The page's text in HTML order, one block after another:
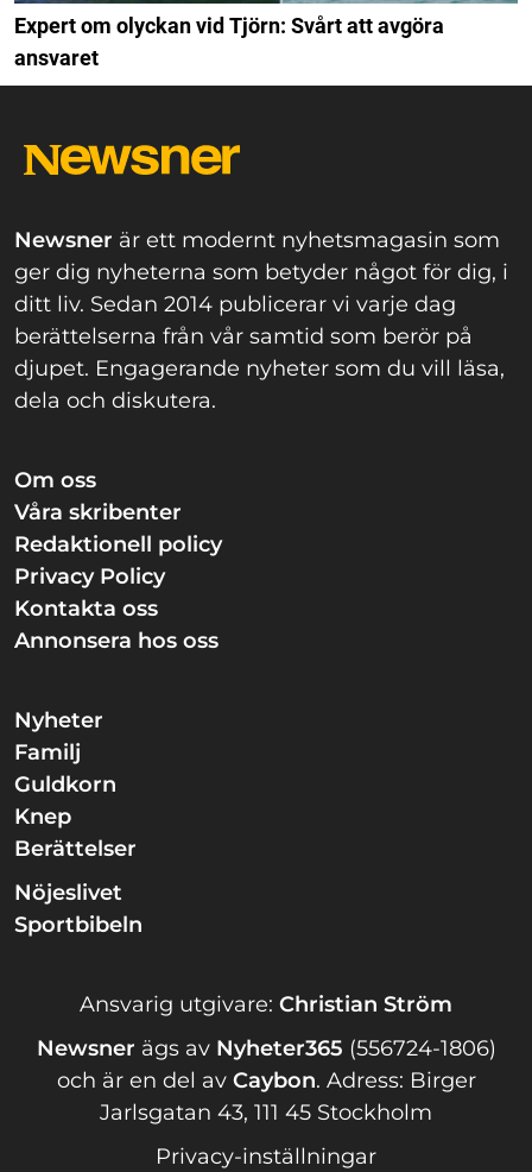
Expert om olyckan vid Tjörn: Svårt att avgöra
ansvaret
Newsner är ett modernt nyhetsmagasin som
ger dig nyheterna som betyder något för dig, i
ditt liv. Sedan 2014 publicerar vi varje dag
berättelserna från vår samtid som berör på
djupet. Engagerande nyheter som du vill läsa,
dela och diskutera.
Om oss
Våra skribenter
Redaktionell policy
Privacy Policy
Kontakta oss
Annonsera hos oss
Nyheter
Familj
Guldkorn
Knep
Berättelser
Nöjeslivet
Sportbibeln
Ansvarig utgivare: Christian Ström
Newsner ägs av Nyheter365 (556724-1806)
och är en del av Caybon. Adress: Birger
Jarlsgatan 43, 111 45 Stockholm
Privacy-inställningar